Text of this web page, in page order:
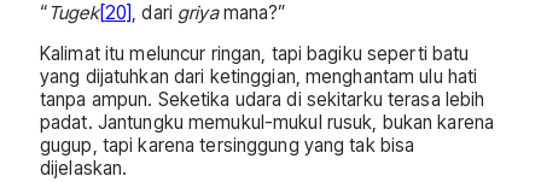
“ Tugek[20], dari griyamana?”
Kalimat itu meluncur ringan, tapi bagiku seperti batu
yang dijatuhkan dari ketinggian, menghantam ulu hati
tanpa ampun. Seketika udara di sekitarku terasa lebih
padat. Jantungku memukul-mukul rusuk, bukan karena
gugup, tapi karena tersinggung yang tak bisa
dijelaskan.